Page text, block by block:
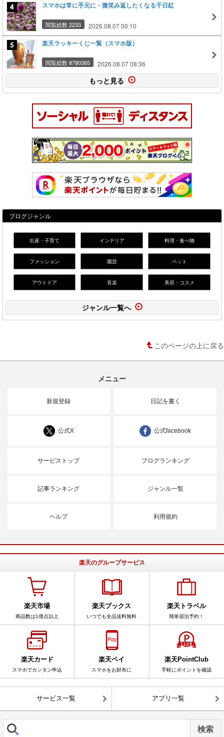
スマホは常に手元に・微笑み返したくなる千日紅
閲覧総数 2233 2026.08.07 00:10
楽天ラッキーくじ一覧（スマホ版）
閲覧総数 8780365 2026.08.07 08:36
もっと見る
ブログジャンル
出産・子育て インテリア 料理・食べ物
ファッション 園芸 ペット
アウトドア 音楽 美容・コスメ
ジャンル一覧へ
このページの上に戻る
メニュー
新規登録 日記を書く
公式X 公式facebook
サービストップ ブログランキング
記事ランキング ジャンル一覧
ヘルプ 利用規約
楽天のグループサービス
楽天市場
商品数は1億点以上
楽天ブックス
いつでも全品送料無料
楽天トラベル
簡単宿泊予約！
楽天カード
スマホでカンタン申込
楽天ペイ
スマホをお財布に
楽天PointClub
手軽にポイントを確認
サービス一覧 アプリ一覧